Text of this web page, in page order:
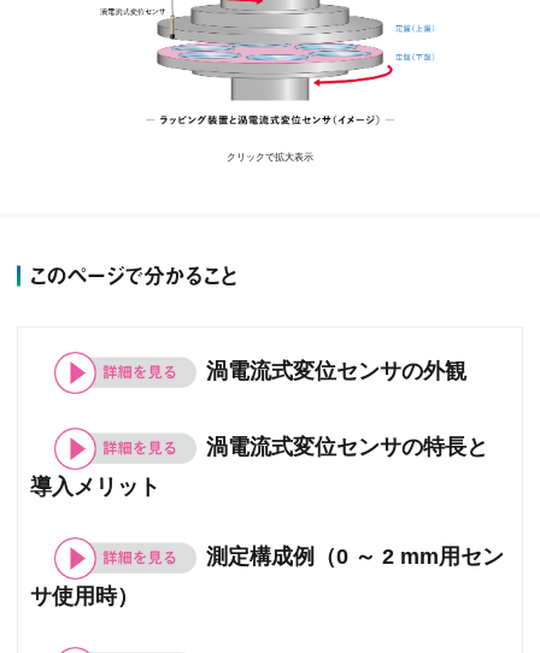
クリックで拡大表示
このページで分かること
渦電流式変位センサの外観
渦電流式変位センサの特長と
導入メリット
測定構成例（0 ～ 2 mm用セン
サ使用時）